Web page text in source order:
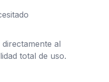
al
total de uso.